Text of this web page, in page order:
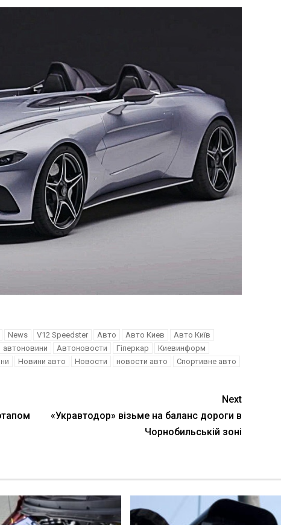
News V12 Speedster Авто Авто Киев
Авто Київ
автоновини Автоновости Гіперкар
Киевинформ
Новини авто Новости новости авто
Спортивне авто
Next
«Укравтодор» візьме на баланс дороги в
Чорнобильській зоні